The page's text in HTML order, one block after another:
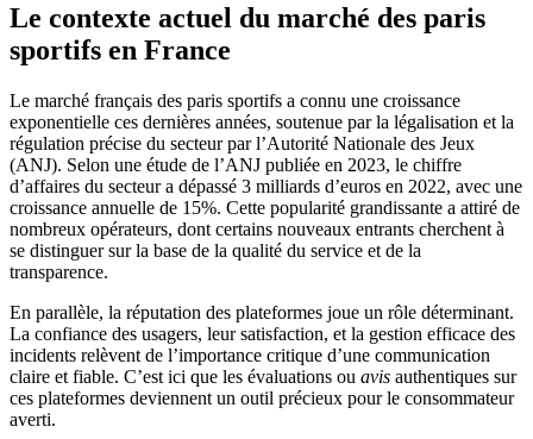
Le contexte actuel du marché des paris
sportifs en France
Le marché français des paris sportifs a connu une croissance
exponentielle ces dernières années, soutenue par la légalisation et la
régulation précise du secteur par l’Autorité Nationale des Jeux
(ANJ). Selon une étude de l’ANJ publiée en 2023, le chiffre
d’affaires du secteur a dépassé 3 milliards d’euros en 2022, avec une
croissance annuelle de 15%. Cette popularité grandissante a attiré de
nombreux opérateurs, dont certains nouveaux entrants cherchent à
se distinguer sur la base de la qualité du service et de la
transparence.
En parallèle, la réputation des plateformes joue un rôle déterminant.
La confiance des usagers, leur satisfaction, et la gestion efficace des
incidents relèvent de l’importance critique d’une communication
claire et fiable. C’est ici que les évaluations ou avis authentiques sur
ces plateformes deviennent un outil précieux pour le consommateur
averti.